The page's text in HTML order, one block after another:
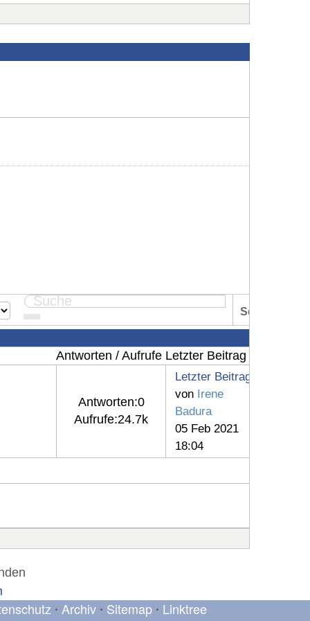
Seite:
Antworten / Aufrufe Letzter Beitrag
Antworten:0
Aufrufe:24.7k
Letzter Beitrag
von Irene
Badura
05 Feb 2021
18:04
• Archiv • Sitemap • Linktree